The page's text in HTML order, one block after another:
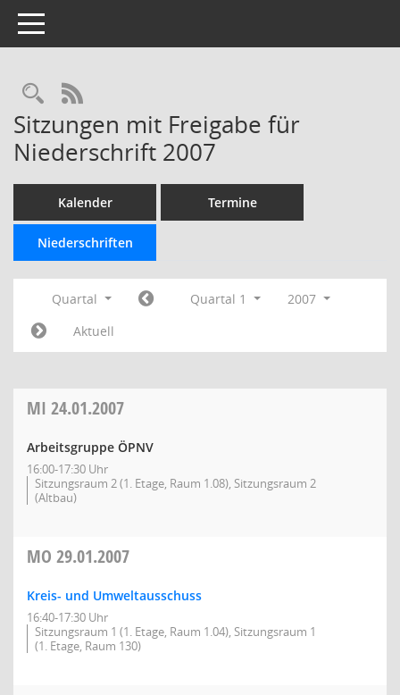
Toggle navigation
Rechercheauswahl
RSS-Feed
Sitzungen mit Freigabe für
Niederschrift 2007
Kalender Termine
Niederschriften
Quartal Quartal 1
2007
Aktuell
MI 24.01.2007
Arbeitsgruppe ÖPNV
16:00-17:30 Uhr
Sitzungsraum 2 (1. Etage, Raum 1.08), Sitzungsraum 2
(Altbau)
MO 29.01.2007
Kreis- und Umweltausschuss
16:40-17:30 Uhr
Sitzungsraum 1 (1. Etage, Raum 1.04), Sitzungsraum 1
(1. Etage, Raum 130)